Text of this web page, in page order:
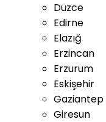
Düzce
Edirne
Elazığ
Erzincan
Erzurum
Eskişehir
Gaziantep
Giresun